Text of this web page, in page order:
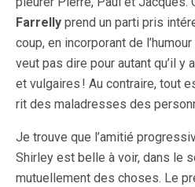
Farrelly prend un parti pris
coup, en incorporant de
veut pas dire pour autant qu’il y
et vulgaires ! Au contraire, tout
rit des maladresses des
Je trouve que l’amitié
Shirley est belle à voir, dans le
mutuellement des choses. Le